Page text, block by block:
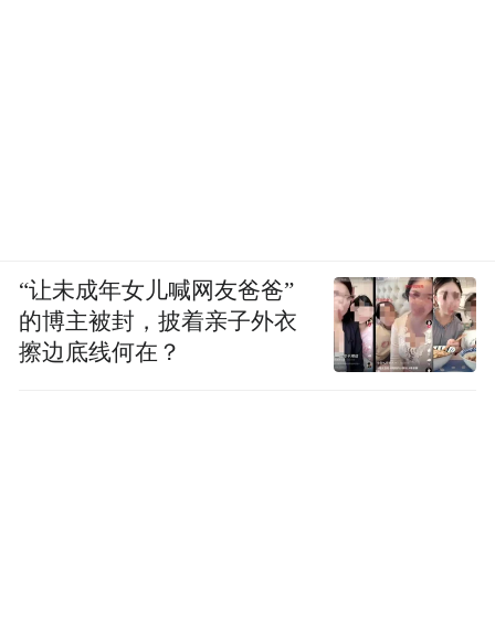
“让未成年女儿喊网友爸爸”
的博主被封，披着亲子外衣
擦边底线何在？